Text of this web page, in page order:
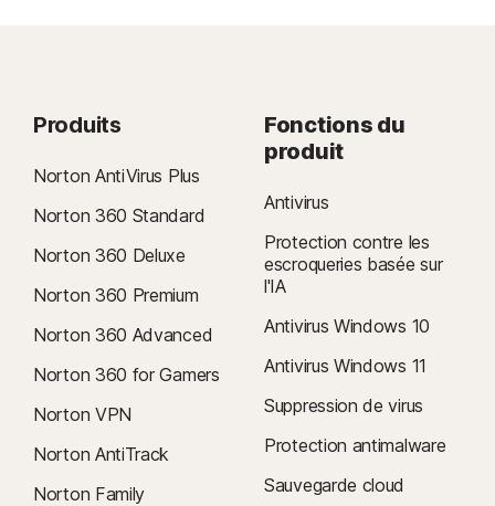
Produits
Norton AntiVirus Plus
Norton 360 Standard
Norton 360 Deluxe
Norton 360 Premium
Norton 360 Advanced
Norton 360 for Gamers
Norton VPN
Norton AntiTrack
Norton Family
Fonctions du
produit
Antivirus
Protection contre les
escroqueries basée sur
l'IA
Antivirus Windows 10
Antivirus Windows 11
Suppression de virus
Protection antimalware
Sauvegarde cloud